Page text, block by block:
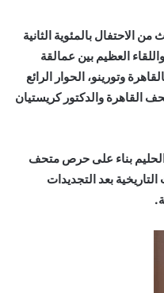
الاحتفال بالمئوية الثانية
العظيم بين عمالقة
وتورينو، الحوار الرائع
القاهرة والدكتور كريستيان
بناء على حرص متحف
بعد التجديدات